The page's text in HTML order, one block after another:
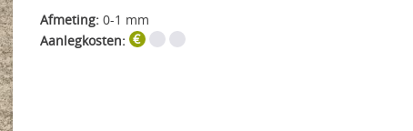
Afmeting: 0-1 mm
Aanlegkosten: